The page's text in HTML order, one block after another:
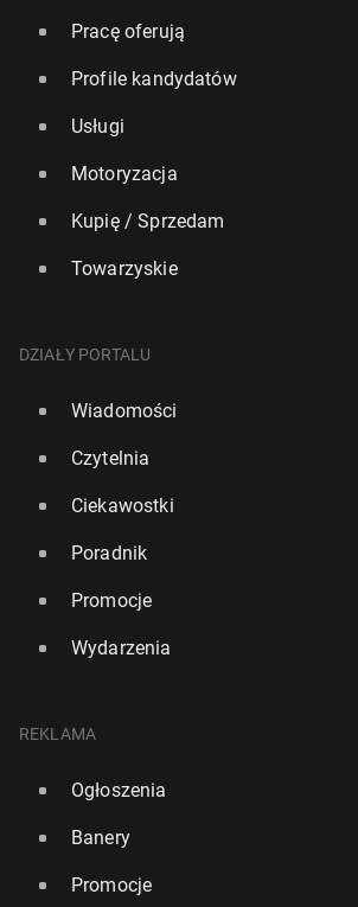
Pracę oferują
Profile kandydatów
Usługi
Motoryzacja
Kupię / Sprzedam
Towarzyskie
DZIAŁY PORTALU
Wiadomości
Czytelnia
Ciekawostki
Poradnik
Promocje
Wydarzenia
REKLAMA
Ogłoszenia
Banery
Promocje